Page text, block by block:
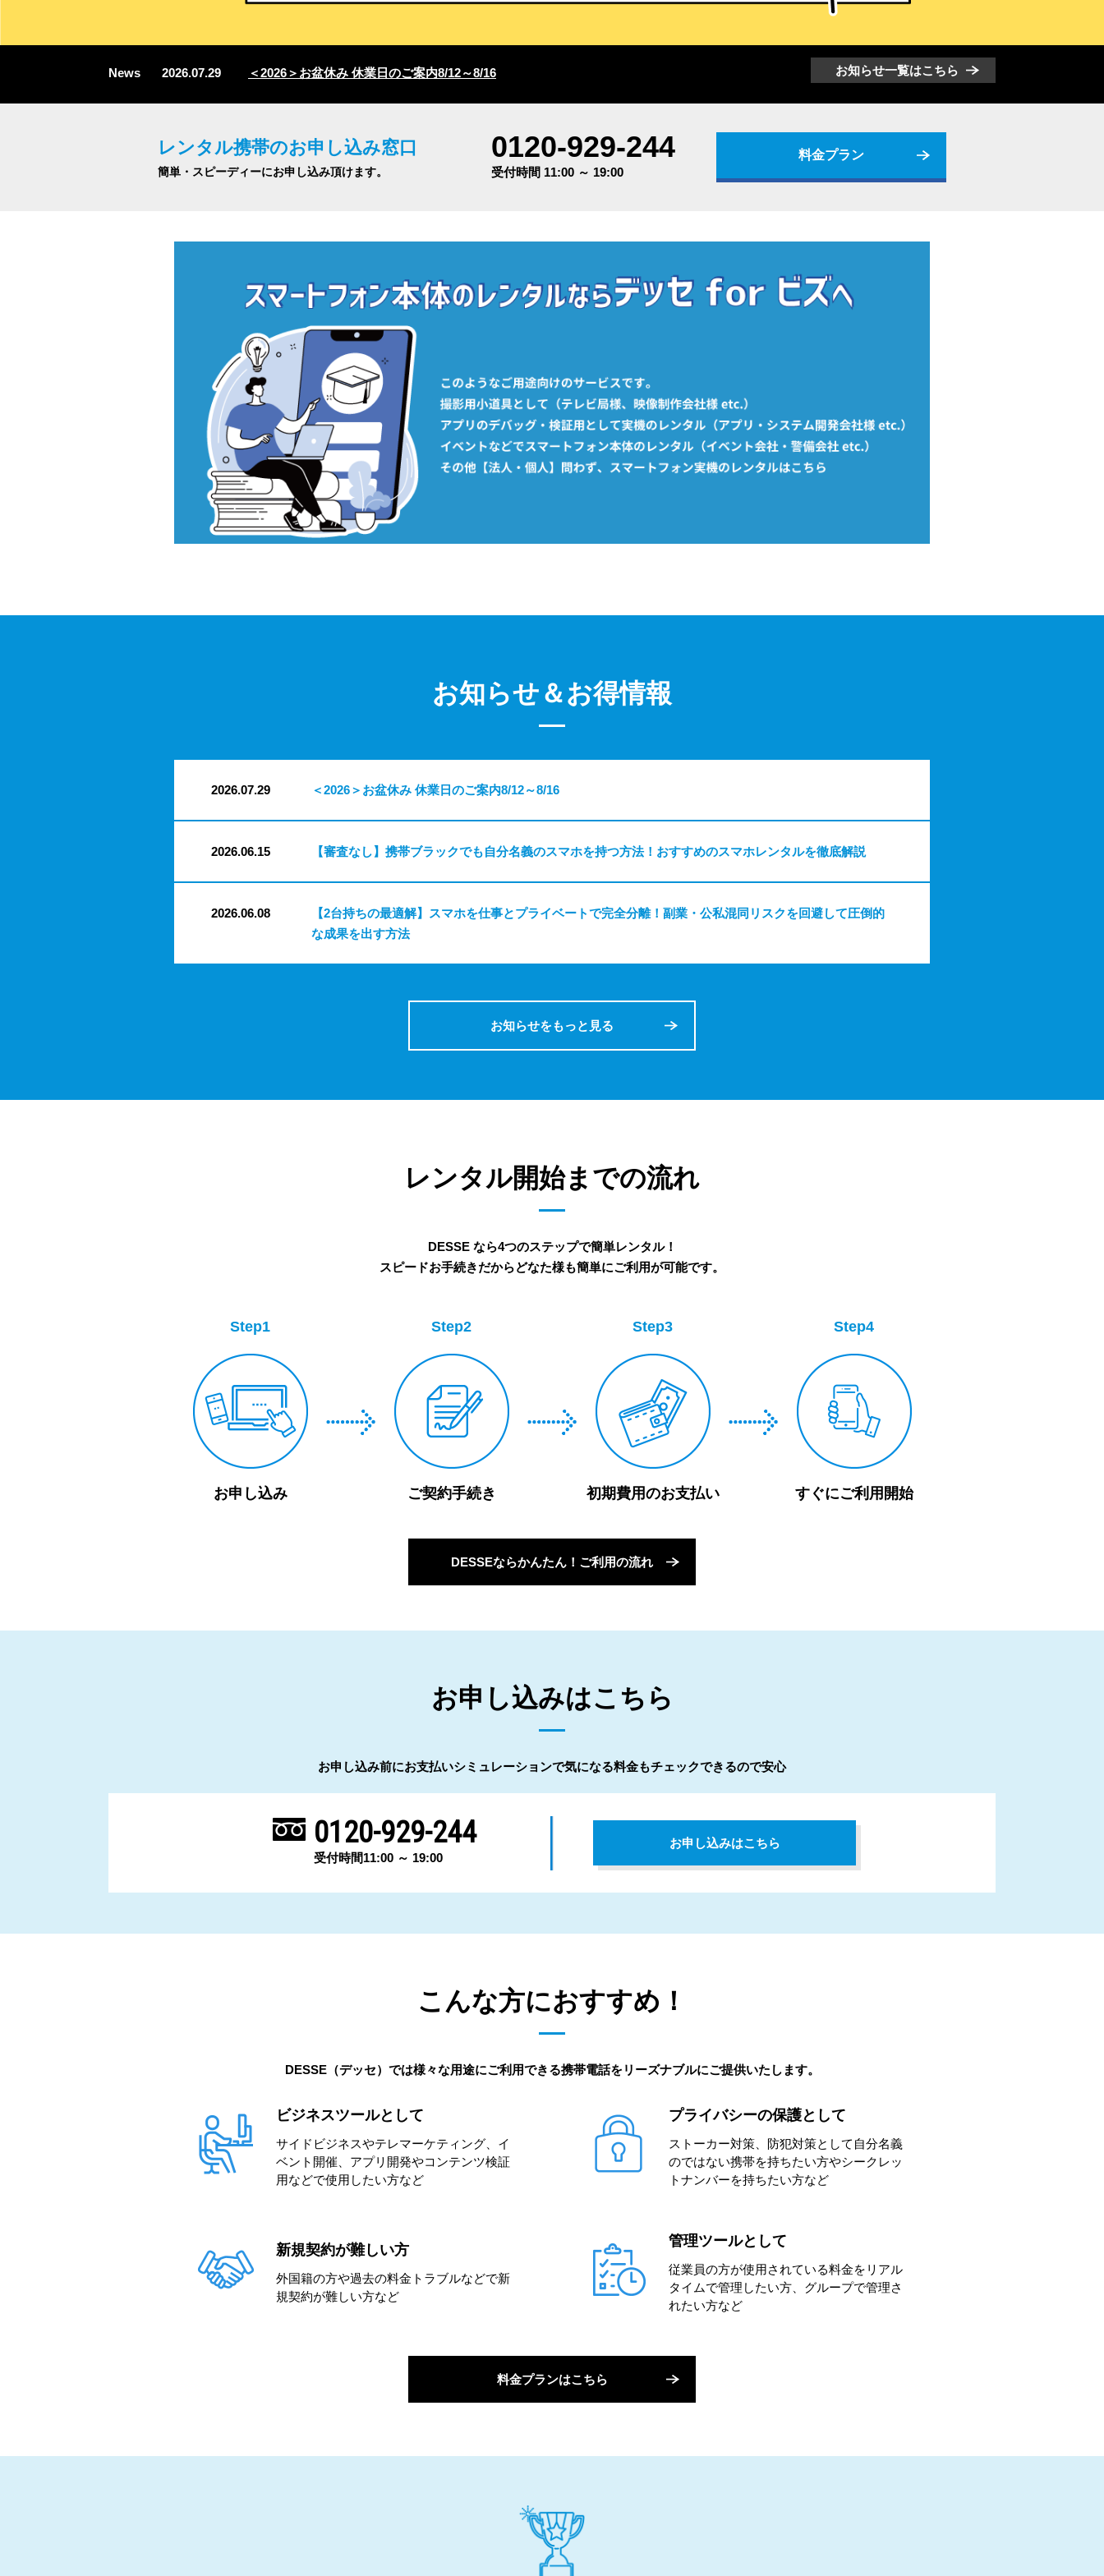
News 2026.07.29 ＜2026＞お盆休み 休業日のご案内8/12～8/16 お知らせ一覧はこちら
レンタル携帯のお申し込み窓口
簡単・スピーディーにお申し込み頂けます。
0120-929-244
受付時間 11:00 ～ 19:00
料金プラン
お知らせ＆お得情報
2026.07.29 ＜2026＞お盆休み 休業日のご案内8/12～8/16
2026.06.15 【審査なし】携帯ブラックでも自分名義のスマホを持つ方法！おすすめのスマホレンタルを徹底解説
2026.06.08
【2台持ちの最適解】スマホを仕事とプライベートで完全分離！副業・公私混同リスクを回避して圧倒的
な成果を出す方法
お知らせをもっと見る
レンタル開始までの流れ
DESSE なら4つのステップで簡単レンタル！
スピードお手続きだからどなた様も簡単にご利用が可能です。
Step1
お申し込み
Step2
ご契約手続き
Step3
初期費用のお支払い
Step4
すぐにご利用開始
DESSEならかんたん！ご利用の流れ
お申し込みはこちら
お申し込み前にお支払いシミュレーションで気になる料金もチェックできるので安心
0120-929-244
受付時間11:00 ～ 19:00
お申し込みはこちら
こんな方におすすめ！
DESSE（デッセ）では様々な用途にご利用できる携帯電話をリーズナブルにご提供いたします。
ビジネスツールとして
サイドビジネスやテレマーケティング、イ
ベント開催、アプリ開発やコンテンツ検証
用などで使用したい方など
プライバシーの保護として
ストーカー対策、防犯対策として自分名義
のではない携帯を持ちたい方やシークレッ
トナンバーを持ちたい方など
新規契約が難しい方
外国籍の方や過去の料金トラブルなどで新
規契約が難しい方など
管理ツールとして
従業員の方が使用されている料金をリアル
タイムで管理したい方、グループで管理さ
れたい方など
料金プランはこちら